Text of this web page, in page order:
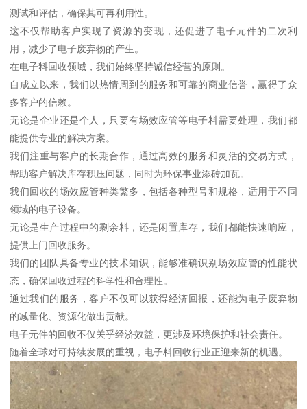
测试和评估，确保其可再利用性。
这不仅帮助客户实现了资源的变现，还促进了电子元件的二次利
用，减少了电子废弃物的产生。
在电子料回收领域，我们始终坚持诚信经营的原则。
自成立以来，我们以热情周到的服务和可靠的商业信誉，赢得了众
多客户的信赖。
无论是企业还是个人，只要有场效应管等电子料需要处理，我们都
能提供专业的解决方案。
我们注重与客户的长期合作，通过高效的服务和灵活的交易方式，
帮助客户解决库存积压问题，同时为环保事业添砖加瓦。
我们回收的场效应管种类繁多，包括各种型号和规格，适用于不同
领域的电子设备。
无论是生产过程中的剩余料，还是闲置库存，我们都能快速响应，
提供上门回收服务。
我们的团队具备专业的技术知识，能够准确识别场效应管的性能状
态，确保回收过程的科学性和合理性。
通过我们的服务，客户不仅可以获得经济回报，还能为电子废弃物
的减量化、资源化做出贡献。
电子元件的回收不仅关乎经济效益，更涉及环境保护和社会责任。
随着全球对可持续发展的重视，电子料回收行业正迎来新的机遇。